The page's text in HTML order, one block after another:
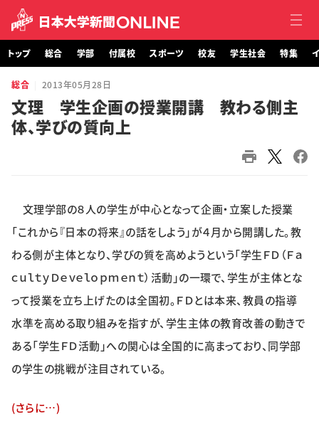
トップ
総合
スポーツ
学生社会
イベント
トップ 総合 学部 付属校 スポーツ 校友 学生社会 特集
総合 2013年05月28日
文理 学生企画の授業開講 教わる側主
体、学びの質向上
文理学部の８人の学生が中心となって企画・立案した授業
「これから『日本の将来』の話をしよう」が４月から開講した。教
わる側が主体となり、学びの質を高めようという「学生ＦＤ（Ｆａ
ｃｕｌｔｙＤｅｖｅｌｏｐｍｅｎｔ）活動」の一環で、学生が主体とな
って授業を立ち上げたのは全国初。ＦＤとは本来、教員の指導
水準を高める取り組みを指すが、学生主体の教育改善の動きで
ある「学生ＦＤ活動」への関心は全国的に高まっており、同学部
の学生の挑戦が注目されている。
(さらに…)